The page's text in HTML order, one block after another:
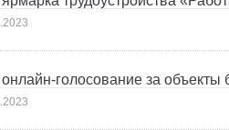
голосование за